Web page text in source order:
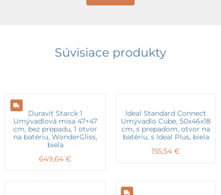
Súvisiace produkty
Duravit Starck 1
Umývadlová misa 47×47
cm, bez prepadu, 1 otvor
na batériu, WonderGliss,
biela
649,64 €
Ideal Standard Connect
Umývadlo Cube, 50x46x18
cm, s prepadom, otvor na
batériu, s Ideal Plus, biela
155,54 €